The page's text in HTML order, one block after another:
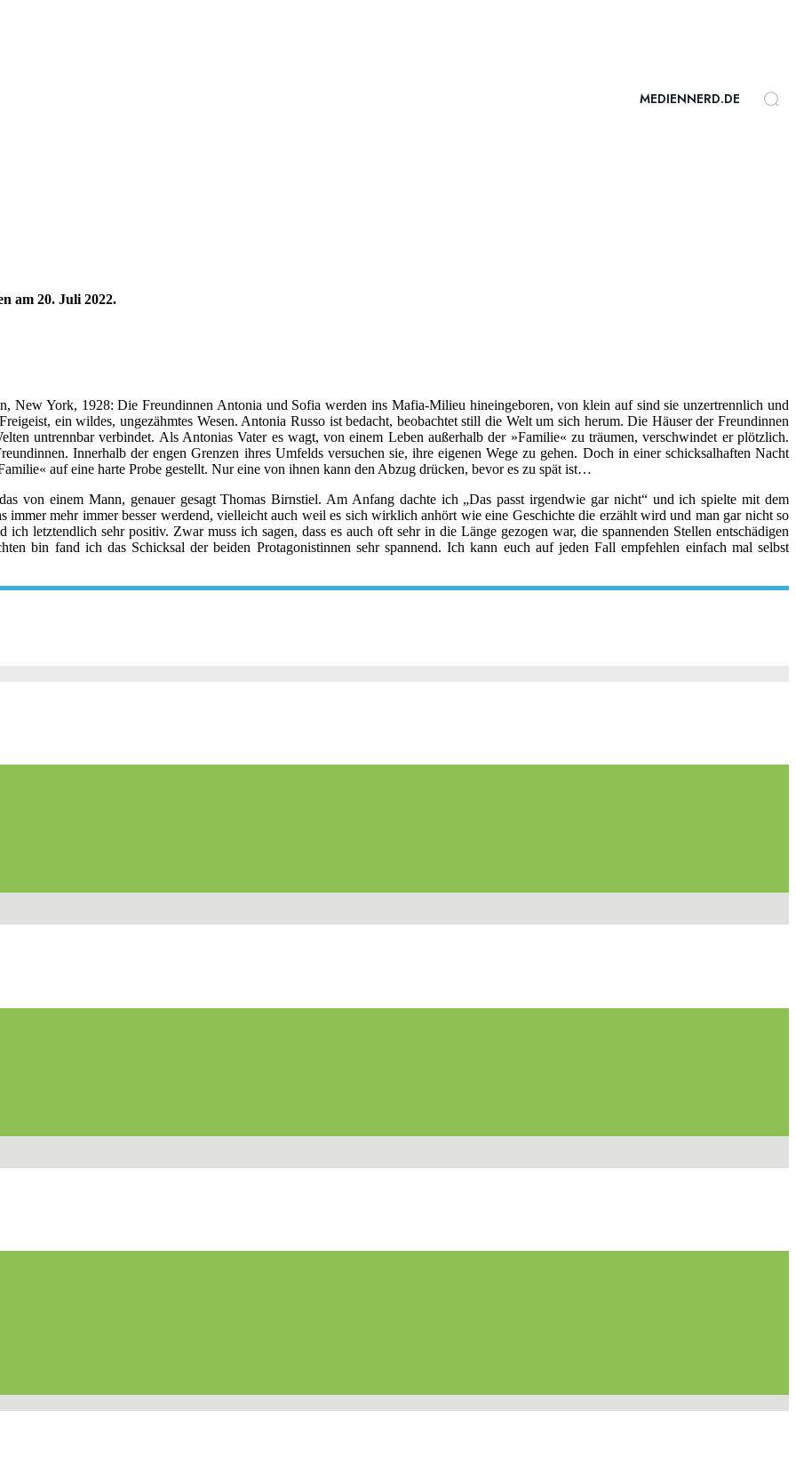
MEDIENNERD.DE
am 20. Juli 2022.
New York, 1928: Die Freundinnen Antonia und Sofia werden ins Mafia-Milieu hineingeboren, von klein auf sind sie unzertrennlich und
ein wildes, ungezähmtes Wesen. Antonia Russo ist bedacht, beobachtet still die Welt um sich herum. Die Häuser der Freundinnen
untrennbar verbindet. Als Antonias Vater es wagt, von einem Leben außerhalb der »Familie« zu träumen, verschwindet er plötzlich.
Innerhalb der engen Grenzen ihres Umfelds versuchen sie, ihre eigenen Wege zu gehen. Doch in einer schicksalhaften Nacht
auf eine harte Probe gestellt. Nur eine von ihnen kann den Abzug drücken, bevor es zu spät ist…
von einem Mann, genauer gesagt Thomas Birnstiel. Am Anfang dachte ich „Das passt irgendwie gar nicht“ und ich spielte mit dem
immer mehr immer besser werdend, vielleicht auch weil es sich wirklich anhört wie eine Geschichte die erzählt wird und man gar nicht so
letztendlich sehr positiv. Zwar muss ich sagen, dass es auch oft sehr in die Länge gezogen war, die spannenden Stellen entschädigen
bin fand ich das Schicksal der beiden Protagonistinnen sehr spannend. Ich kann euch auf jeden Fall empfehlen einfach mal selbst